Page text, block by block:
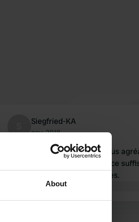
About
Siegfried-KA
nov. 2018
Bien sûr, il y a des endroits plus
merci pour Womo-Hint! Espace
également pour les remorques.
Traduit par GoogleAfficher l'original